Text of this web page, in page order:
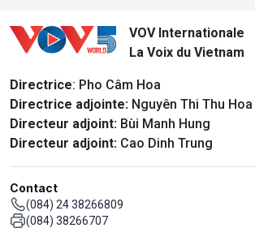
VOV Internationale
La Voix du Vietnam
Directrice: Pho Câm Hoa
Directrice adjointe: Nguyên Thi Thu Hoa
Directeur adjoint: Bùi Manh Hung
Directeur adjoint: Cao Dinh Trung
Contact
(084) 24 38266809
(084) 38266707